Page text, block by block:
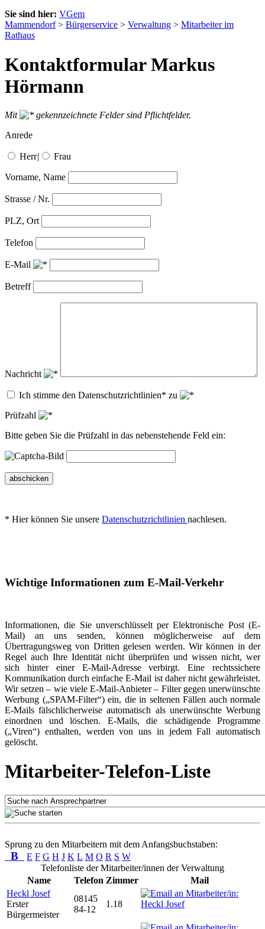
Sie sind hier: VGem
Mammendorf> Bürgerservice > Verwaltung > Mitarbeiter im
Rathaus
Kontaktformular Markus
Hörmann
Mit
gekennzeichnete Felder sind Pflichtfelder.
Anrede
Herr| Frau
Vorname, Name
Strasse / Nr.
PLZ, Ort
Telefon
E-Mail
Betreff
Nachricht
Ich stimme den Datenschutzrichtlinien* zu
Prüfzahl
Bitte geben Sie die Prüfzahl in das nebenstehende Feld ein:
abschicken
* Hier können Sie unsere Datenschutzrichtlinien nachlesen.
Wichtige Informationen zum E-Mail-Verkehr
Informationen, die Sie unverschlüsselt per Elektronische Post (E-
Mail) an uns senden, können möglicherweise auf dem
Übertragungsweg von Dritten gelesen werden. Wir können in der
Regel auch Ihre Identität nicht überprüfen und wissen nicht, wer
sich hinter einer E-Mail-Adresse verbirgt. Eine rechtssichere
Kommunikation durch einfache E-Mail ist daher nicht gewährleistet.
Wir setzen – wie viele E-Mail-Anbieter – Filter gegen unerwünschte
Werbung („SPAM-Filter“) ein, die in seltenen Fällen auch normale
E-Mails fälschlicherweise automatisch als unerwünschte Werbung
einordnen und löschen. E-Mails, die schädigende Programme
(„Viren“) enthalten, werden von uns in jedem Fall automatisch
gelöscht.
Mitarbeiter-Telefon-Liste
Sprung zu den Mitarbeitern mit dem Anfangsbuchstaben:
B E F G H J K L M O R S W
Telefonliste der Mitarbeiter/innen der Verwaltung
Name
Telefon Zimmer
Mail
Heckl Josef
Erster
Bürgermeister
08145
84-12
1.18